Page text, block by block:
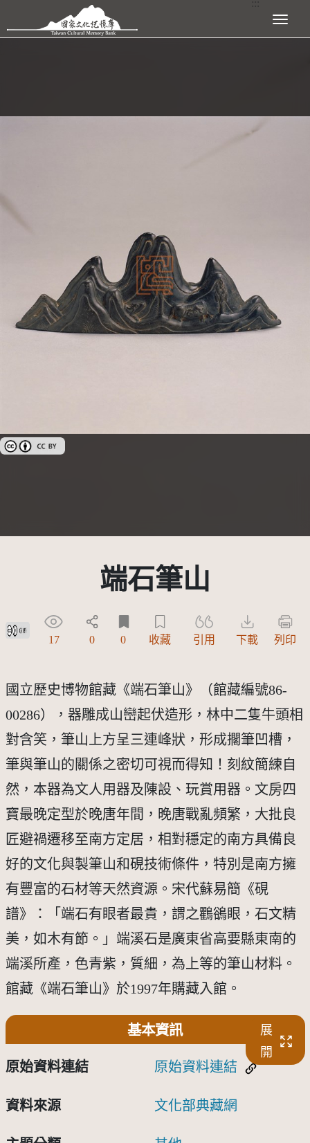
跳到主要內容區塊 展開選單
創用CC姓名標示 3.0 台灣及其後版本(CC BY 3.0 TW +)
端石筆山
創用CC姓名標示 3.0 台灣及其後版本(CC BY 3.0 TW +)
17 0 0 收藏 引用 下載 列印
國立歷史博物館藏《端石筆山》（館藏編號86-
00286），器雕成山巒起伏造形，林中二隻牛頭相
對含笑，筆山上方呈三連峰狀，形成擱筆凹槽，
筆與筆山的關係之密切可視而得知！刻紋簡練自
然，本器為文人用器及陳設、玩賞用器。文房四
寶最晚定型於晚唐年間，晚唐戰亂頻繁，大批良
匠避禍遷移至南方定居，相對穩定的南方具備良
好的文化與製筆山和硯技術條件，特別是南方擁
有豐富的石材等天然資源。宋代蘇易簡《硯
譜》：「端石有眼者最貴，謂之鸜鵒眼，石文精
美，如木有節。」端溪石是廣東省高要縣東南的
端溪所產，色青紫，質細，為上等的筆山材料。
館藏《端石筆山》於1997年購藏入館。
基本資訊
展
開
原始資料連結 原始資料連結
資料來源 文化部典藏網